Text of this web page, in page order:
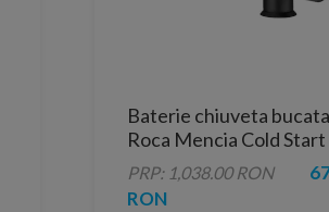
Baterie chiuveta
Roca Mencia Cold Start
monocomanda, negru
PRP: 1,038.00 RON
RON